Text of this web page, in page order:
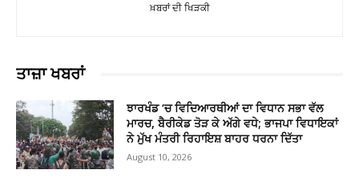
ਖ਼ਬਰਾਂ ਦੀ ਖਿੜਕੀ
ਤਾਜ਼ਾ ਖਬਰਾਂ
ਝਾਰਖੰਡ ‘ਚ ਵਿਦਿਆਰਥੀਆਂ ਦਾ ਵਿਧਾਨ ਸਭਾ ਵੱਲ
ਮਾਰਚ, ਬੈਰੀਕੇਡ ਤੋੜ ਕੇ ਅੱਗੇ ਵਧੇ; ਭਾਜਪਾ ਵਿਧਾਇਕਾਂ
ਨੇ ਮੁੱਖ ਮੰਤਰੀ ਰਿਹਾਇਸ਼ ਬਾਹਰ ਧਰਨਾ ਦਿੱਤਾ
August 10, 2026